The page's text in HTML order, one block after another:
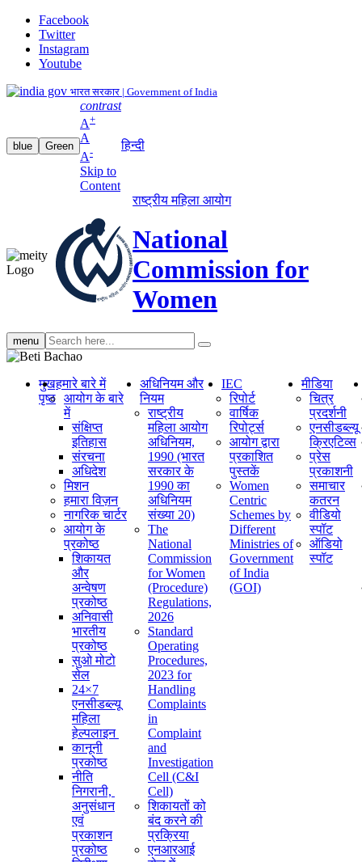
Facebook
Twitter
Instagram
Youtube
भारत सरकार | Government of India
blue Green
contrast
A+
A
A-
Skip to
Content
हिन्दी
राष्ट्रीय महिला आयोग
National
Commission for
Women
menu Search
search
मुख
पृष्ठ
हमारे बारे में
आयोग के बारे
में
संक्षिप्‍त
इतिहास
संरचना
अधिदेश
मिशन
हमारा विज़न
नागरिक चार्टर
आयोग के
प्रकोष्ठ
शिकायत
और
अन्वेषण
प्रकोष्ठ
अनिवासी
भारतीय
प्रकोष्ठ
सुओ मोटो
सेल
24×7
एनसीडब्ल्यू
महिला
हेल्पलाइन
कानूनी
प्रकोष्ठ
नीति
निगरानी, ​​
अनुसंधान
एवं
प्रकाशन
प्रकोष्ठ
अधिनियम और
नियम
राष्ट्रीय
महिला आयोग
अधिनियम,
1990 (भारत
सरकार के
1990 का
अधिनियम
संख्या 20)
The
National
Commission
for Women
(Procedure)
Regulations,
2026
Standard
Operating
Procedures,
2023 for
Handling
Complaints
in
Complaint
and
Investigation
Cell (C&I
Cell)
शिकायतों को
बंद करने की
प्रक्रिया
एनआरआई
IEC
रिपोर्ट
वार्षिक
रिपोर्ट्स
आयोग द्वारा
प्रकाशित
पुस्तकें
Women
Centric
Schemes by
Different
Ministries of
Government
of India
(GOI)
मीडिया
चित्र
प्रदर्शनी
एनसीडब्ल्यू
क्रिएटिव्स
प्रेस
प्रकाशनी
समाचार
कतरन
वीडियो
स्पॉट
ऑडियो
स्पॉट